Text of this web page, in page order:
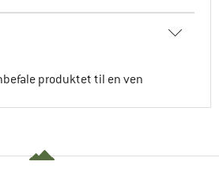
produktet til en ven